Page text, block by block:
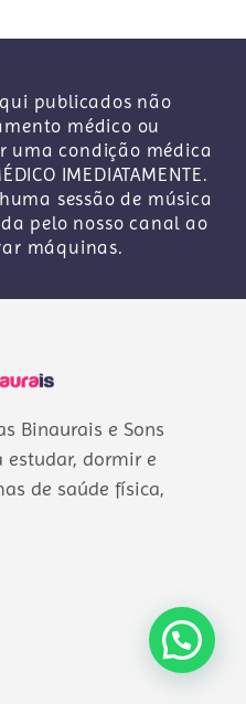
publicados não
médico ou
uma condição médica
IMEDIATAMENTE.
sessão de música
pelo nosso canal ao
máquinas.
Binaurais e Sons
estudar, dormir e
de saúde física,